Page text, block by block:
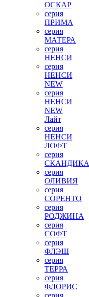
ОСКАР
серия
ПРИМА
серия
МАТЕРА
серия
НЕНСИ
серия
НЕНСИ
NEW
серия
НЕНСИ
NEW
Лайт
серия
НЕНСИ
ЛОФТ
серия
СКАНДИКА
серия
ОЛИВИЯ
серия
СОРЕНТО
серия
РОДЖИНА
серия
СОФТ
серия
ФЛЭШ
серия
ТЕРРА
серия
ФЛОРИС
серия